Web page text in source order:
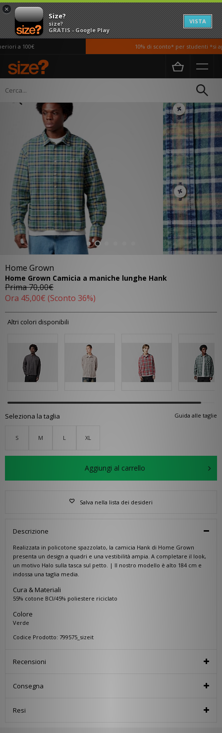
×
Size?
size?
GRATIS - Google Play
VISTA
a 100€ 10% di sconto* per studenti *si
Home Uomo
Home Grown
Home Grown Camicia a maniche lunghe Hank
Prima70,00€
Ora 45,00€ (Sconto 36%)
Altri colori disponibili
Guida alle taglie
Seleziona la taglia
S M L XL
Aggiungi al carrello
Salva nella lista dei desideri
Descrizione
Realizzata in policotone spazzolato, la camicia Hank di Home Grown
presenta un design a quadri e una vestibilità ampia. A completare il look,
un motivo Halo sulla tasca sul petto. | Il nostro modello è alto 184 cm e
indossa una taglia media.
Cura & Materiali
55% cotone BCI/45% poliestere riciclato
Colore
Verde
Codice Prodotto: 799575_sizeit
Recensioni
Consegna
Resi